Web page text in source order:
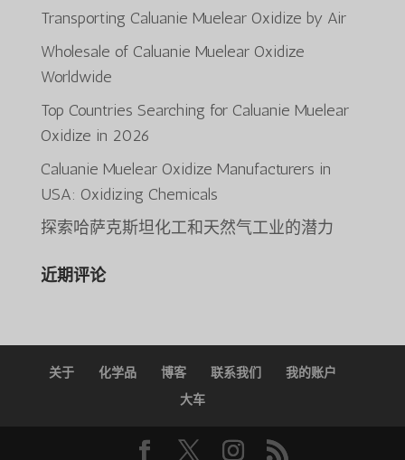
Transporting Caluanie Muelear Oxidize by Air
Wholesale of Caluanie Muelear Oxidize
Worldwide
Top Countries Searching for Caluanie Muelear
Oxidize in 2026
Caluanie Muelear Oxidize Manufacturers in
USA: Oxidizing Chemicals
探索哈萨克斯坦化工和天然气工业的潜力
近期评论
关于 化学品 博客 联系我们
我的账户
大车
English
Tiếng Việt
Deutsch (Sie)